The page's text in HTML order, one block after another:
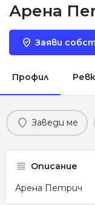
Арена
Заяви
Профил
Заведи ме
Описание
Арена Петрич